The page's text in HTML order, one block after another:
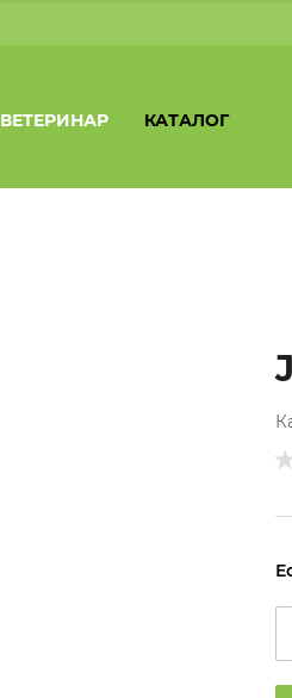
ВЕТЕРИНАР КАТАЛОГ